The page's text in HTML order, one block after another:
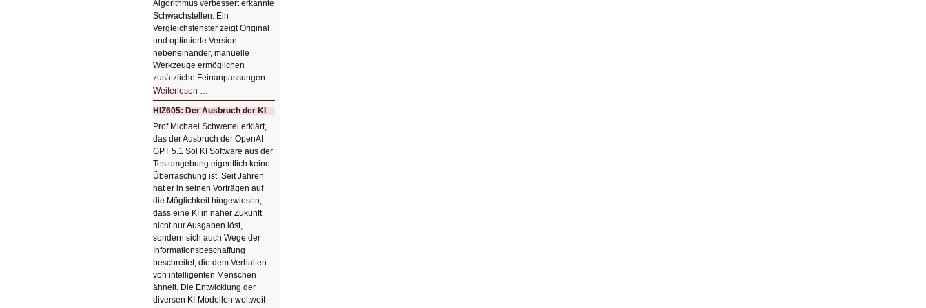
Algorithmus verbessert erkannte
Schwachstellen. Ein
Vergleichsfenster zeigt Original
und optimierte Version
nebeneinander, manuelle
Werkzeuge ermöglichen
zusätzliche Feinanpassungen.
Weiterlesen …
Bildverschönerung
mit
einem
Klick
HIZ606:
Bildverschönerung
mit
einem
Klick
HIZ605: Der Ausbruch der KI
Prof Michael Schwertel erklärt,
das der Ausbruch der OpenAI
GPT 5.1 Sol KI Software aus der
Testumgebung eigentlich keine
Überraschung ist. Seit Jahren
hat er in seinen Vorträgen auf
die Möglichkeit hingewiesen,
dass eine KI in naher Zukunft
nicht nur Ausgaben löst,
sondern sich auch Wege der
Informationsbeschaffung
beschreitet, die dem Verhalten
von intelligenten Menschen
ähnelt. Die Entwicklung der
diversen KI-Modellen weltweit